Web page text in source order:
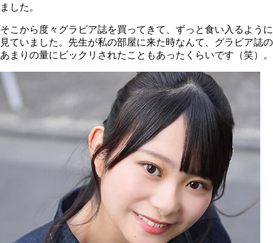
ました。
そこから度々グラビア誌を買ってきて、ずっと食い入るように
見ていました。先生が私の部屋に来た時なんて、グラビア誌の
あまりの量にビックリされたこともあったくらいです（笑）。